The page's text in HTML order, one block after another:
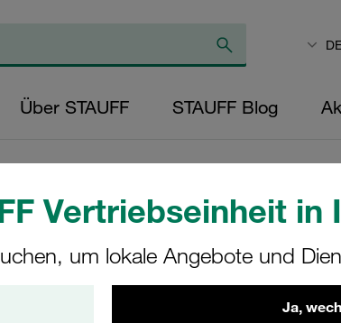
Vertriebseinheit in
um lokale Angebote und
Ja,
DE
Über STAUFF STAUFF Blog